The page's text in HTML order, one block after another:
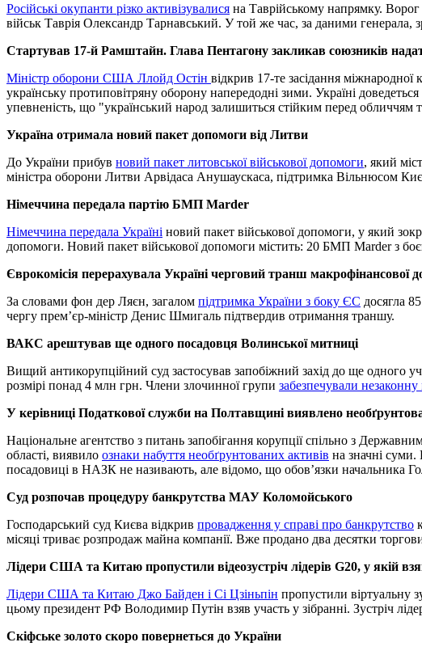
Російські окупанти різко активізувалися на Таврійському напрямку. Ворог
військ Таврія Олександр Тарнавський. У той же час, за даними генерала,
Стартував 17-й Рамштайн. Глава Пентагону закликав союзників
Міністр оборони США Ллойд Остін відкрив 17-те засідання
українську протиповітряну оборону напередодні зими. Україні
упевненість, що "український народ залишиться стійким перед обличчям
Україна отримала новий пакет допомоги від Литви
До України прибув новий пакет литовської військової допомоги, який
міністра оборони Литви Арвідаса Анушаускаса, підтримка Вільнюсом
Німеччина передала партію БМП Marder
Німеччина передала Україні новий пакет військової допомоги, у який
допомоги. Новий пакет військової допомоги містить: 20 БМП Marder з
Єврокомісія перерахувала Україні черговий транш макрофінансової
За словами фон дер Ляєн, загалом підтримка України з боку ЄС досягла
чергу прем’єр-міністр Денис Шмигаль підтвердив отримання траншу.
ВАКС арештував ще одного посадовця Волинської митниці
Вищий антикорупційний суд застосував запобіжний захід до ще одного
розмірі понад 4 млн грн. Члени злочинної групи забезпечували
У керівниці Податкової служби на Полтавщині виявлено
Національне агентство з питань запобігання корупції спільно з
області, виявило ознаки набуття необґрунтованих активів на значні суми.
посадовиці в НАЗК не називають, але відомо, що обов’язки начальника
Суд розпочав процедуру банкрутства МАУ Коломойського
Господарський суд Києва відкрив провадження у справі про банкрутство
місяці триває розпродаж майна компанії. Вже продано два десятки
Лідери США та Китаю пропустили відеозустріч лідерів G20, у якій
Лідери США та Китаю Джо Байден і Сі Цзіньпін пропустили віртуальну
цьому президент РФ Володимир Путін взяв участь у зібранні. Зустріч
Скіфське золото скоро повернеться до України